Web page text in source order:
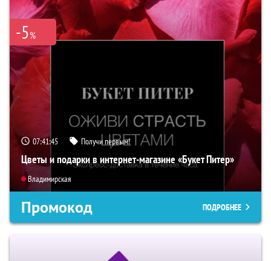
-5%
07:41:44 Получи первым!
Цветы и подарки в интернет-магазине «Букет Питер»
Владимирская
Промокод ПОДРОБНЕЕ